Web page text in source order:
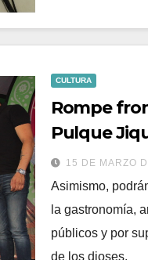
CULTURA
Rompe
Pulque
15 DE MARZO
Asimismo,
la gastronomía,
públicos y por
de los dioses.